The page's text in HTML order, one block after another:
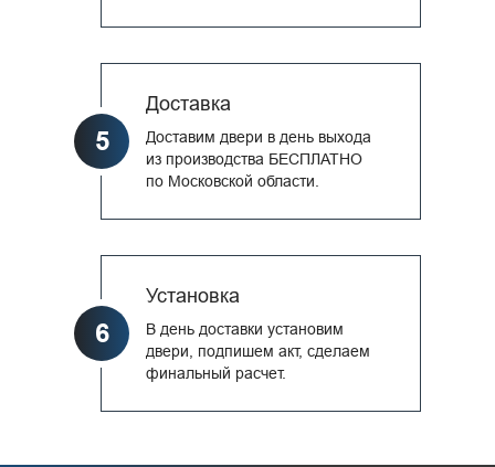
5
Доставка
Доставим двери в день выхода
из производства БЕСПЛАТНО
по Московской области.
6
Установка
В день доставки установим
двери, подпишем акт, сделаем
финальный расчет.